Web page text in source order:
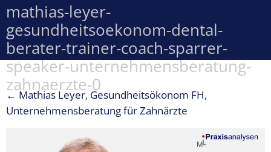
mathias-leyer-
gesundheitsoekonom-dental-
berater-trainer-coach-sparrer-
speaker-unternehmensberatung-
zahnaerzte-0
←Mathias Leyer, Gesundheitsökonom FH,
Unternehmensberatung für Zahnärzte
Betriebswirtschaftliche
Beratung für
Zahnarzt
Zahnarzt-